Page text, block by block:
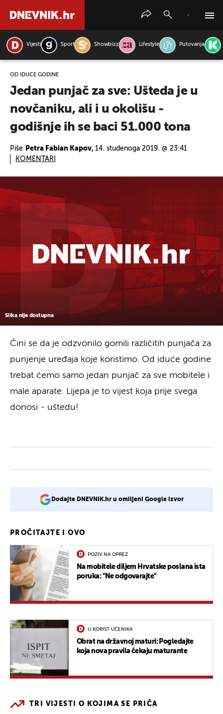
Vijesti Sport Showbizz Lifestyle Putovanja
OD IDUĆE GODINE
Jedan punjač za sve: Ušteda je u
novčaniku, ali i u okolišu -
godišnje ih se baci 51.000 tona
Piše Petra Fabian Kapov, 14. studenoga 2019. @ 23:41
KOMENTARI
Slika nije dostupna
Čini se da je odzvonilo gomili različitih punjača za
punjenje uređaja koje koristimo. Od iduće godine
trebat ćemo samo jedan punjač za sve mobitele i
male aparate. Lijepa je to vijest koja prije svega
donosi - uštedu!
Dodajte DNEVNIK.hr u omiljeni Google izvor
PROČITAJTE I OVO
POZIV NA OPREZ
Na mobitele diljem Hrvatske poslana ista
poruka: "Ne odgovarajte"
U KORIST UČENIKA
Obrat na državnoj maturi: Pogledajte
koja nova pravila čekaju maturante
TRI VIJESTI O KOJIMA SE PRIČA
PRETRAŽITE VIJESTI